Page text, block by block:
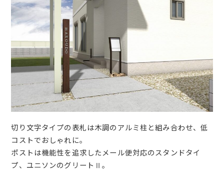
切り文字タイプの表札は木調のアルミ柱と組み合わせ、低
コストでおしゃれに。
ポストは機能性を追求したメール便対応のスタンドタイ
プ、ユニソンのグリートⅡ。